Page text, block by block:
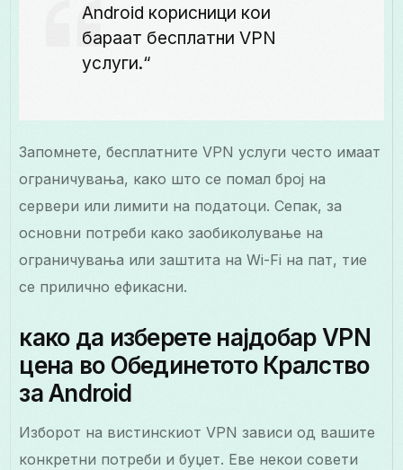
Android корисници кои
бараат бесплатни VPN
услуги.“
Запомнете, бесплатните VPN услуги често имаат
ограничувања, како што се помал број на
сервери или лимити на податоци. Сепак, за
основни потреби како заобиколување на
ограничувања или заштита на Wi-Fi на пат, тие
се прилично ефикасни.
како да изберете најдобар VPN
цена во Обединетото Кралство
за Android
Изборот на вистинскиот VPN зависи од вашите
конкретни потреби и буџет. Еве некои совети